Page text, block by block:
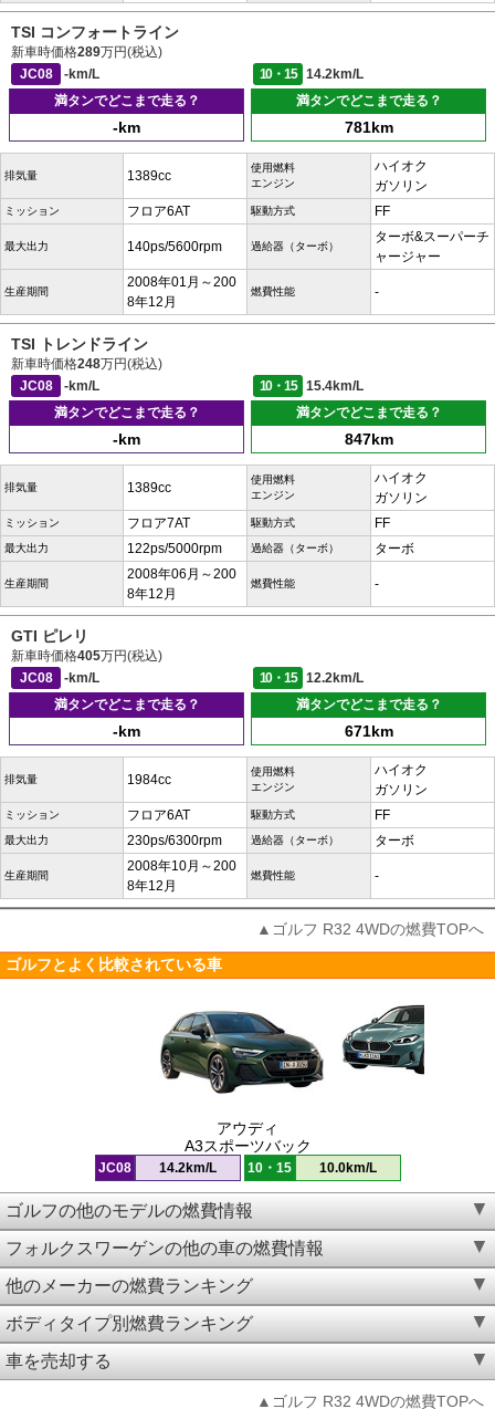
TSI コンフォートライン
新車時価格289万円(税込)
JC08
-km/L 10・15
14.2km/L
満タンでどこまで走る？
-km
満タンでどこまで走る？
781km
排気量 1389cc
使用燃料
エンジン
ハイオク
ガソリン
ミッション フロア6AT 駆動方式 FF
最大出力 140ps/5600rpm 過給器（ターボ）
ターボ&スーパーチ
ャージャー
生産期間
2008年01月～200
8年12月
燃費性能 -
TSI トレンドライン
新車時価格248万円(税込)
JC08
-km/L 10・15
15.4km/L
満タンでどこまで走る？
-km
満タンでどこまで走る？
847km
排気量 1389cc
使用燃料
エンジン
ハイオク
ガソリン
ミッション フロア7AT 駆動方式 FF
最大出力 122ps/5000rpm 過給器（ターボ） ターボ
生産期間
2008年06月～200
8年12月
燃費性能 -
GTI ピレリ
新車時価格405万円(税込)
JC08
-km/L 10・15
12.2km/L
満タンでどこまで走る？
-km
満タンでどこまで走る？
671km
排気量 1984cc
使用燃料
エンジン
ハイオク
ガソリン
ミッション フロア6AT 駆動方式 FF
最大出力 230ps/6300rpm 過給器（ターボ） ターボ
生産期間
2008年10月～200
8年12月
燃費性能 -
▲ゴルフ R32 4WDの燃費TOPへ
ゴルフとよく比較されている車
アウディ
A3スポーツバック
JC08 14.2km/L 10・15 10.0km/L
ゴルフの他のモデルの燃費情報
フォルクスワーゲンの他の車の燃費情報
他のメーカーの燃費ランキング
ボディタイプ別燃費ランキング
車を売却する
▲ゴルフ R32 4WDの燃費TOPへ